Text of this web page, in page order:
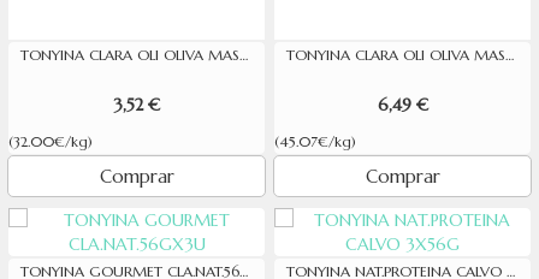
TONYINA CLARA OLI OLIVA MASSO 110G
3,52 €
(32.00€/kg)
Comprar
TONYINA CLARA OLI OLIVA MASSO 65GX3
6,49 €
(45.07€/kg)
Comprar
TONYINA GOURMET CLA.NAT.56GX3U TONYINA NAT.PROTEINA CALVO 3X56G